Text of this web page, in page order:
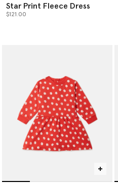
Star Print Fleece Dress
$121.00